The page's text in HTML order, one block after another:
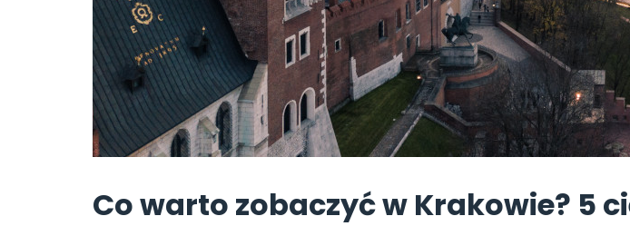
Co warto zobaczyć w Krakowie? 5